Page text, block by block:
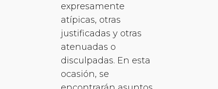
expresamente
atípicas, otras
justificadas y otras
atenuadas o
disculpadas. En esta
ocasión, se